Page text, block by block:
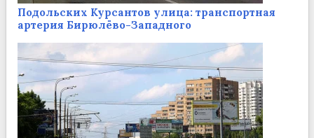
Подольских Курсантов улица: транспортная
артерия Бирюлёво-Западного